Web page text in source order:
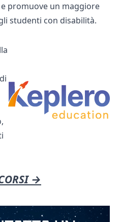
promuove un maggiore
studenti con disabilità.
→